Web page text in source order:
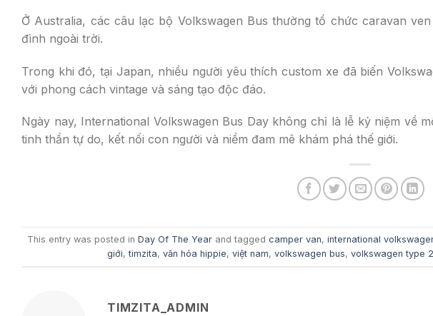
Ở Australia, các câu lạc bộ Volkswagen Bus thường tổ chức caravan
đình ngoài trời.
Trong khi đó, tại Japan, nhiều người yêu thích custom xe đã biến
với phong cách vintage và sáng tạo độc đáo.
Ngày nay, International Volkswagen Bus Day không chỉ là lễ kỷ niệm về
tinh thần tự do, kết nối con người và niềm đam mê khám phá thế giới.
This entry was posted in Day Of The Yearand tagged camper van, international
giới,timzita, văn hóa hippie, việt nam, volkswagen bus, volkswagen type 2
TIMZITA_ADMIN